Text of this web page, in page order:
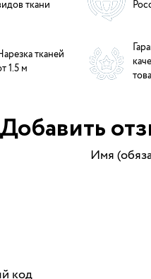
ткани
тканей
1.5 м
Добавить
Имя